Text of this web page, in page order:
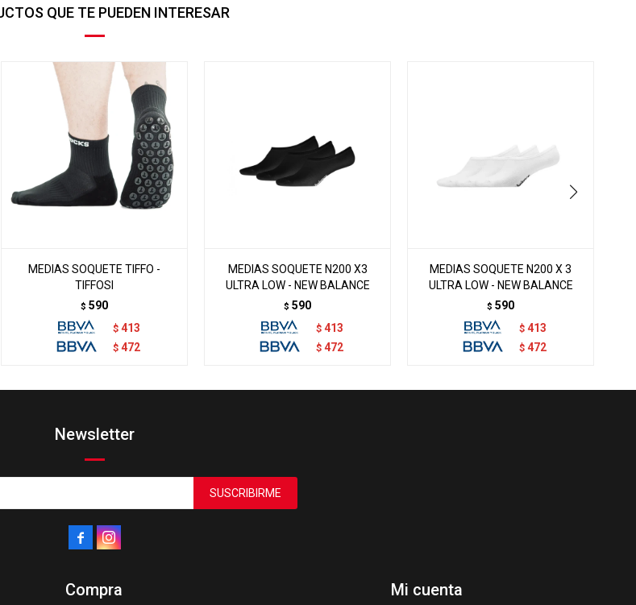
QUE TE PUEDEN INTERESAR
MEDIAS SOQUETE TIFFO -
TIFFOSI
$ 590
$ 413
$ 472
MEDIAS SOQUETE N200 X3
ULTRA LOW - NEW BALANCE
$ 590
$ 413
$ 472
MEDIAS SOQUETE N200 X 3
ULTRA LOW - NEW BALANCE
$ 590
$ 413
$ 472
Compra Mi cuenta
Newsletter
SUSCRIBIRME
 